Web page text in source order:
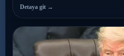
Detaya git →